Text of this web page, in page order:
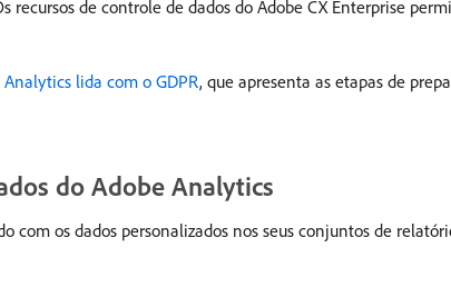
recursos de controle de dados do Adobe CX Enterprise
lida com o GDPR, que apresenta as etapas de
do Adobe Analytics
com os dados personalizados nos seus conjuntos de